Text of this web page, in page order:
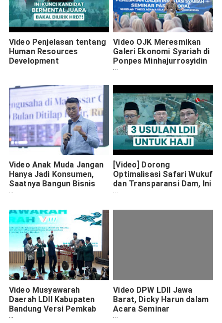
Video Penjelasan tentang
Human Resources
Development
Video OJK Meresmikan
Galeri Ekonomi Syariah di
Ponpes Minhajurrosyidin
Jakarta
Video Anak Muda Jangan
Hanya Jadi Konsumen,
Saatnya Bangun Bisnis
Sendiri
[Video] Dorong
Optimalisasi Safari Wukuf
dan Transparansi Dam, Ini
Rekomendasi DPP LDII ke
Video Musyawarah
Daerah LDII Kabupaten
Bandung Versi Pemkab
Bandung
Video DPW LDII Jawa
Barat, Dicky Harun dalam
Acara Seminar
Pendidikan Pancasila,